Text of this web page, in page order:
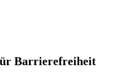
Barrierefreiheit